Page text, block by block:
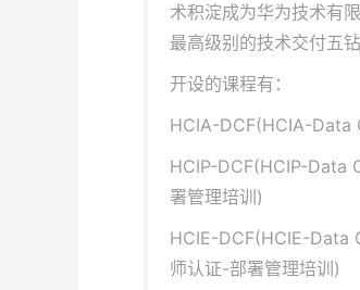
术积淀成为华为技术有
最高级别的技术交付五
开设的课程有：
HCIA-DCF(HCIA-Data
HCIP-DCF(HCIP-Data
署管理培训)
HCIE-DCF(HCIE-Data
师认证-部署管理培训)